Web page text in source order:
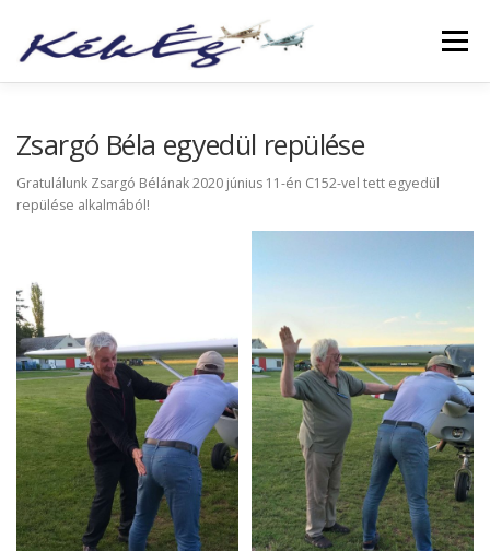
Menü
FÜZETEK GALÉRIA
LINKEK
Zsargó Béla egyedül repülése
Gratulálunk Zsargó Bélának 2020 június 11-én C152-vel tett egyedül
repülése alkalmából!